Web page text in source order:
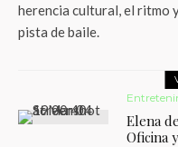
herencia cultural, el ritmo
pista de baile.
Elena
Oficina